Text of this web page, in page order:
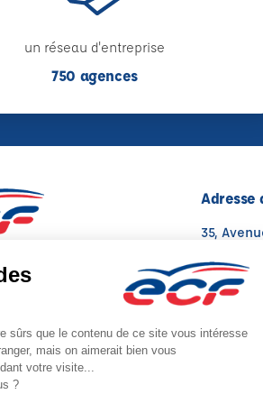
un réseau d'entreprise
750 agences
: 4.9/5
calculée sur 15 avis
35,
76190
Voir sur
02 35 95
NOUS